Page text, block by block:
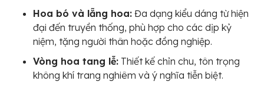
Hoa bó và lẵng hoa: Đa dạng kiểu dáng từ hiện
đại đến truyền thống, phù hợp cho các dịp kỷ
niệm, tặng người thân hoặc đồng nghiệp.
Vòng hoa tang lễ: Thiết kế chỉn chu, tôn trọng
không khí trang nghiêm và ý nghĩa tiễn biệt.